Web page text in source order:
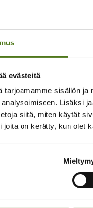
evästeitä
tarjoamamme sisällön
Lisäksi
siitä, miten käytät
joita on kerätty, kun olet